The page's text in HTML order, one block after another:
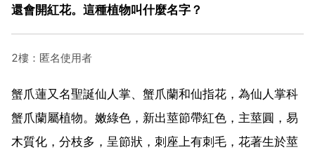
還會開紅花。這種植物叫什麼名字？
2樓：匿名使用者
蟹爪蓮又名聖誕仙人掌、蟹爪蘭和仙指花，為仙人掌科
蟹爪蘭屬植物。嫩綠色，新出莖節帶紅色，主莖圓，易
木質化，分枝多，呈節狀，刺座上有刺毛，花著生於莖